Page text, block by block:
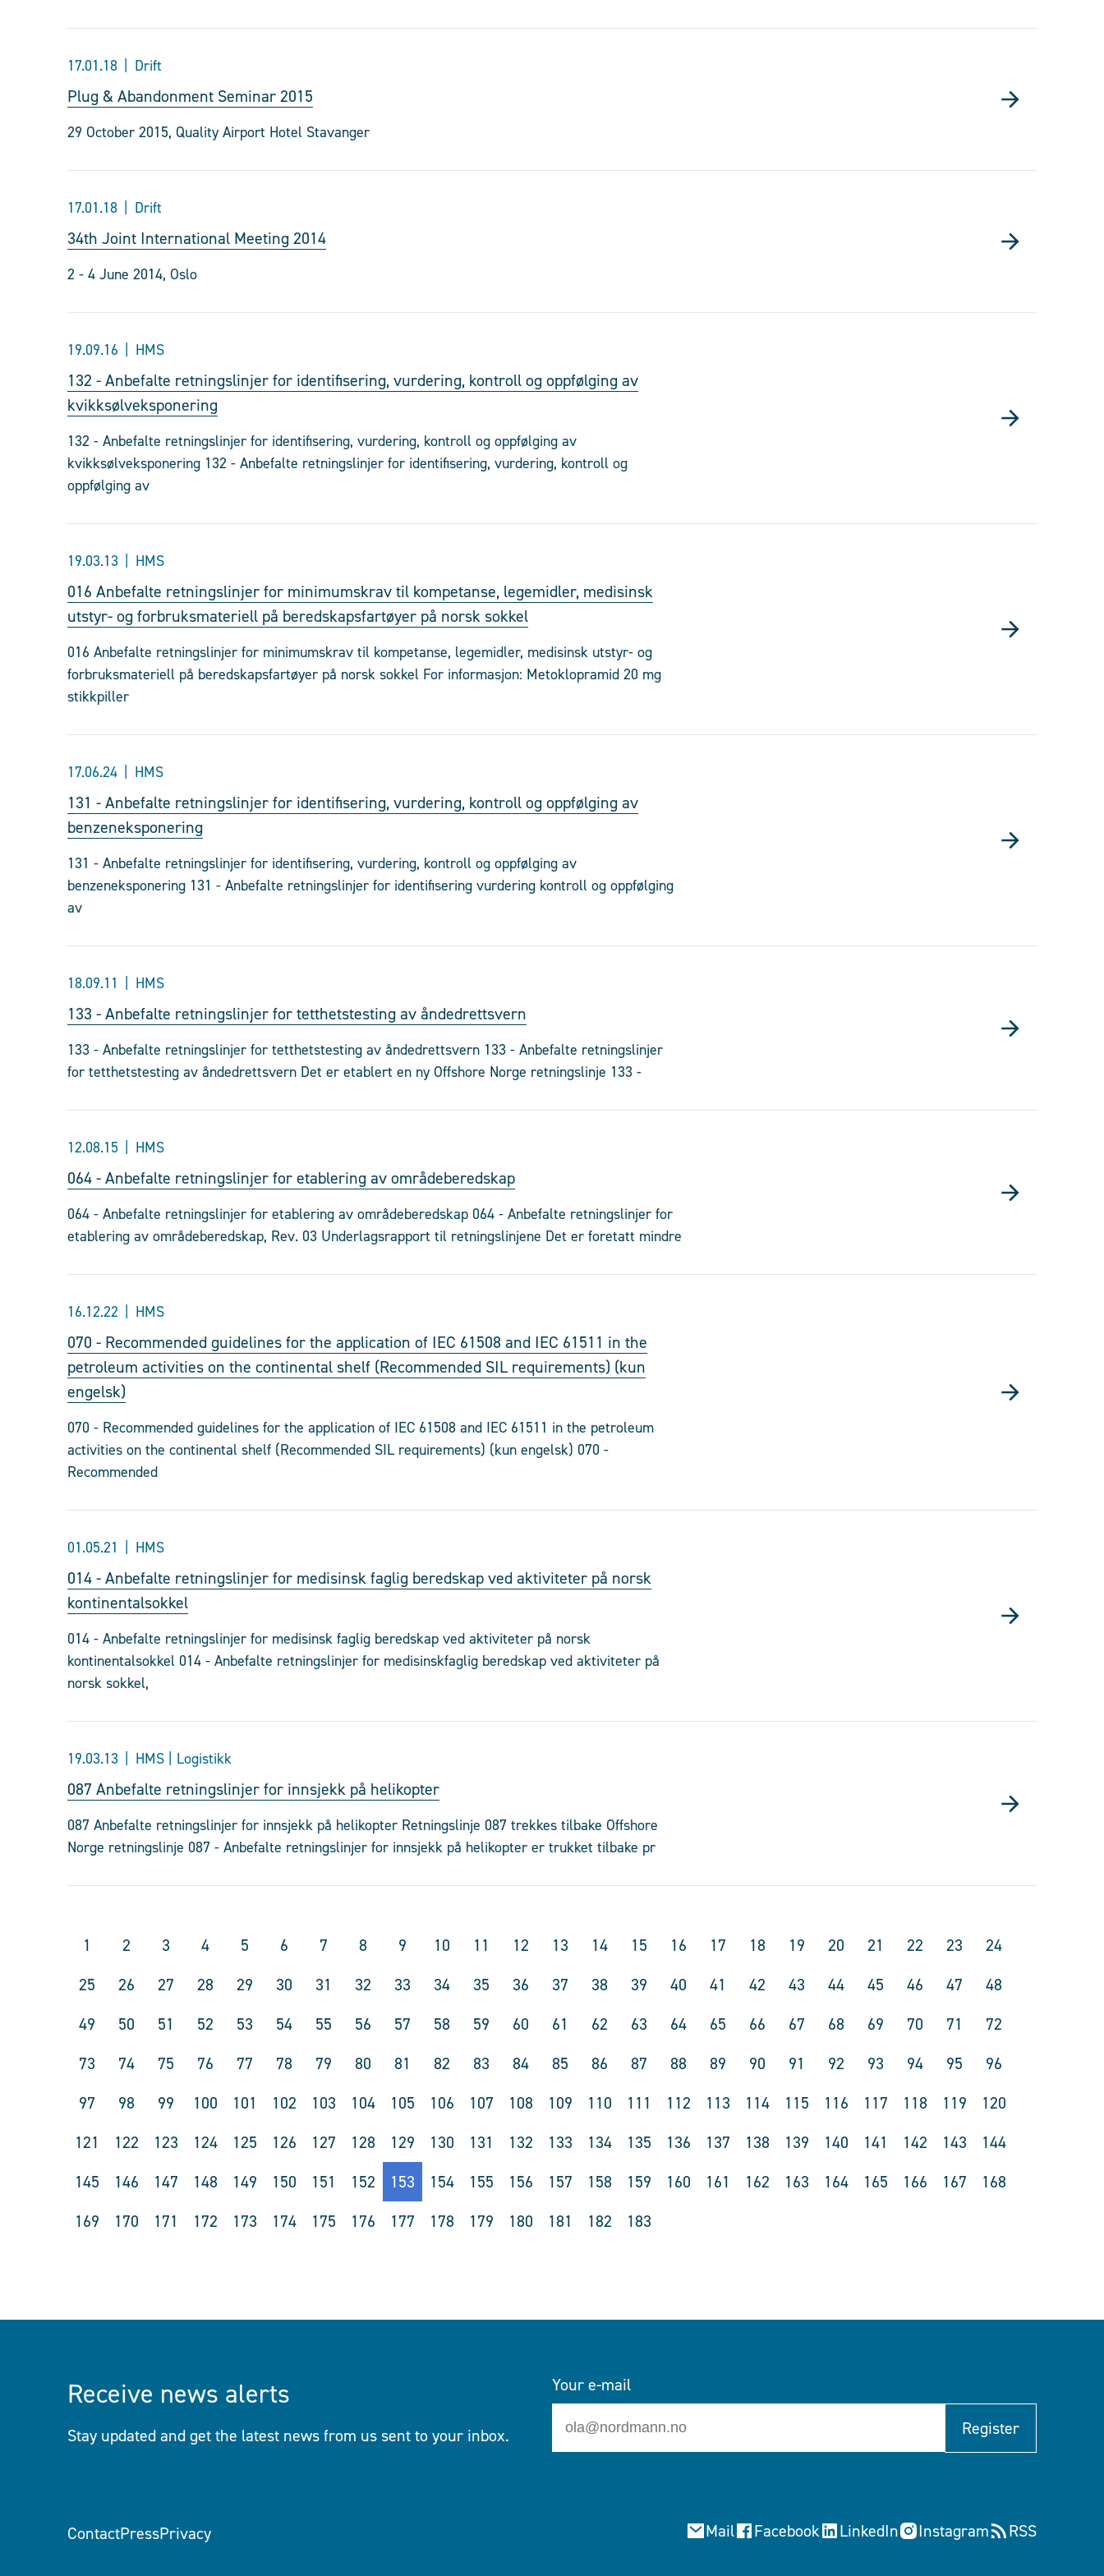
17.01.18 Drift
Plug & Abandonment Seminar 2015
29 October 2015, Quality Airport Hotel Stavanger
17.01.18 Drift
34th Joint International Meeting 2014
2 - 4 June 2014, Oslo
19.09.16 HMS
132 - Anbefalte retningslinjer for identifisering, vurdering, kontroll og oppfølging av
kvikksølveksponering
132 - Anbefalte retningslinjer for identifisering, vurdering, kontroll og oppfølging av
kvikksølveksponering 132 - Anbefalte retningslinjer for identifisering, vurdering, kontroll og
oppfølging av
19.03.13 HMS
016 Anbefalte retningslinjer for minimumskrav til kompetanse, legemidler, medisinsk
utstyr- og forbruksmateriell på beredskapsfartøyer på norsk sokkel
016 Anbefalte retningslinjer for minimumskrav til kompetanse, legemidler, medisinsk utstyr- og
forbruksmateriell på beredskapsfartøyer på norsk sokkel For informasjon: Metoklopramid 20 mg
stikkpiller
17.06.24 HMS
131 - Anbefalte retningslinjer for identifisering, vurdering, kontroll og oppfølging av
benzeneksponering
131 - Anbefalte retningslinjer for identifisering, vurdering, kontroll og oppfølging av
benzeneksponering 131 - Anbefalte retningslinjer for identifisering vurdering kontroll og oppfølging
av
18.09.11 HMS
133 - Anbefalte retningslinjer for tetthetstesting av åndedrettsvern
133 - Anbefalte retningslinjer for tetthetstesting av åndedrettsvern 133 - Anbefalte retningslinjer
for tetthetstesting av åndedrettsvern Det er etablert en ny Offshore Norge retningslinje 133 -
12.08.15 HMS
064 - Anbefalte retningslinjer for etablering av områdeberedskap
064 - Anbefalte retningslinjer for etablering av områdeberedskap 064 - Anbefalte retningslinjer for
etablering av områdeberedskap, Rev. 03 Underlagsrapport til retningslinjene Det er foretatt mindre
16.12.22 HMS
070 - Recommended guidelines for the application of IEC 61508 and IEC 61511 in the
petroleum activities on the continental shelf (Recommended SIL requirements) (kun
engelsk)
070 - Recommended guidelines for the application of IEC 61508 and IEC 61511 in the petroleum
activities on the continental shelf (Recommended SIL requirements) (kun engelsk) 070 -
Recommended
01.05.21 HMS
014 - Anbefalte retningslinjer for medisinsk faglig beredskap ved aktiviteter på norsk
kontinentalsokkel
014 - Anbefalte retningslinjer for medisinsk faglig beredskap ved aktiviteter på norsk
kontinentalsokkel 014 - Anbefalte retningslinjer for medisinskfaglig beredskap ved aktiviteter på
norsk sokkel,
19.03.13 HMS | Logistikk
087 Anbefalte retningslinjer for innsjekk på helikopter
087 Anbefalte retningslinjer for innsjekk på helikopter Retningslinje 087 trekkes tilbake Offshore
Norge retningslinje 087 - Anbefalte retningslinjer for innsjekk på helikopter er trukket tilbake pr
1 2 3 4 5 6 7 8 9 10 11 12 13 14 15 16 17 18 19 20 21 22 23
24
25
26 27 28 29 30 31 32 33 34 35 36 37 38 39 40 41 42 43 44 45 46 47
48
49
50 51 52 53 54 55 56 57 58 59 60 61 62 63 64 65 66 67 68 69 70 71
72
73
74 75 76 77 78 79 80 81 82 83 84 85 86 87 88 89 90 91 92 93 94 95
96
97
98 99 100 101 102 103 104 105 106 107 108 109 110 111 112 113 114 115 116 117 118 119
120
121
122 123 124 125 126 127 128 129 130 131 132 133 134 135 136 137 138 139 140 141 142 143
144
145
146 147 148 149 150 151 152 153 154 155 156 157 158 159 160 161 162 163 164 165 166 167
168
169
170 171 172 173 174 175 176 177 178 179 180 181 182 183
Receive news alerts
Stay updated and get the latest news from us sent to your inbox.
Your e-mail
Register
ContactPressPrivacy Mail Facebook LinkedIn Instagram RSS